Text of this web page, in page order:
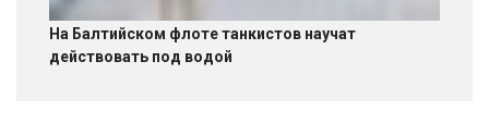
На Балтийском флоте танкистов научат
действовать под водой